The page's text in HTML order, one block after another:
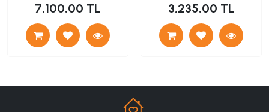
7,100.00 TL 3,235.00 TL